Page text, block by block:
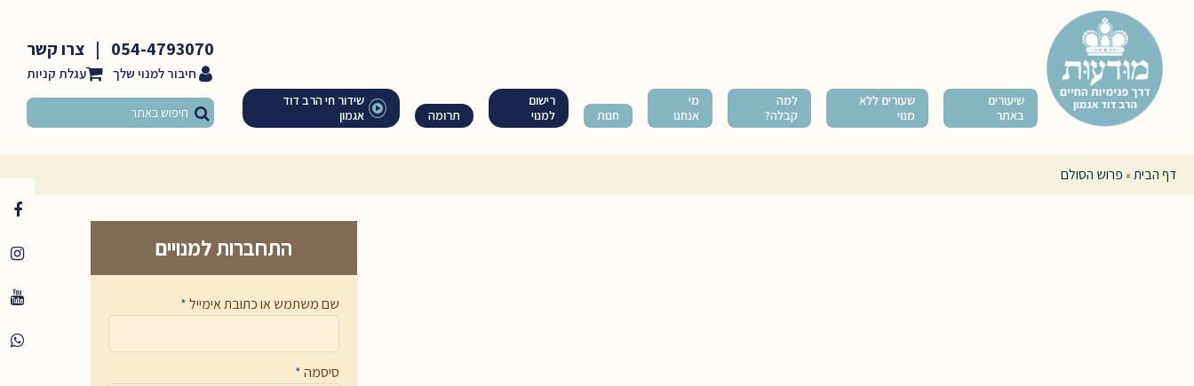
שיעורים
באתר
שעורים ללא
מנוי
למה
קבלה?
מי
אנחנו
חנות
רישום
למנוי
תרומה
שידור חי הרב דוד
אגמון
054-4793070
| צרו קשר
חיבור למנוי שלך
דף הבית» פרוש הסולם
התחברות למנויים
שם משתמש או כתובת אימייל*
סיסמה*